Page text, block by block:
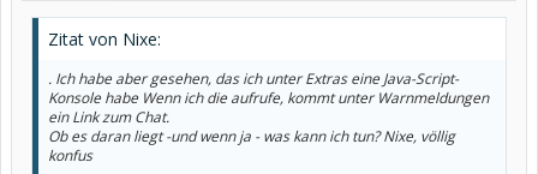
Zitat von Nixe:
. Ich habe aber gesehen, das ich unter Extras eine Java-Script-
Konsole habe Wenn ich die aufrufe, kommt unter Warnmeldungen
ein Link zum Chat.
Ob es daran liegt -und wenn ja - was kann ich tun? Nixe, völlig
konfus